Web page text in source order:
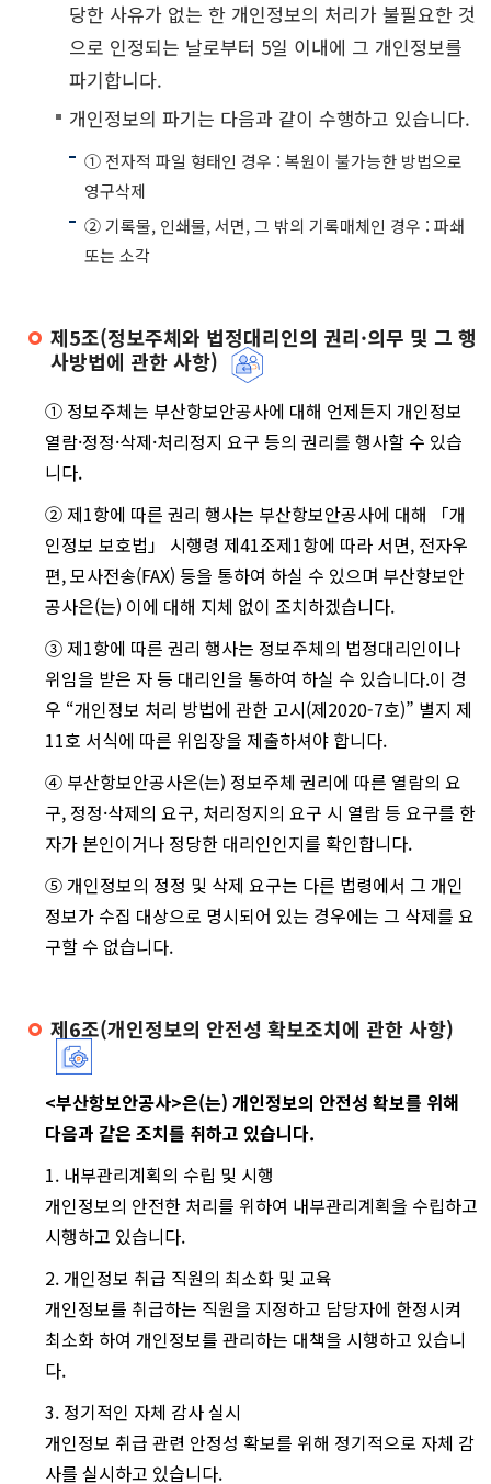
당한 사유가 없는 한 개인정보의 처리가 불필요한 것
으로 인정되는 날로부터 5일 이내에 그 개인정보를
파기합니다.
개인정보의 파기는 다음과 같이 수행하고 있습니다.
① 전자적 파일 형태인 경우 : 복원이 불가능한 방법으로
영구삭제
② 기록물, 인쇄물, 서면, 그 밖의 기록매체인 경우 : 파쇄
또는 소각
제5조(정보주체와 법정대리인의 권리·의무 및 그 행
사방법에 관한 사항)
① 정보주체는 부산항보안공사에 대해 언제든지 개인정보
열람·정정·삭제·처리정지 요구 등의 권리를 행사할 수 있습
니다.
② 제1항에 따른 권리 행사는 부산항보안공사에 대해 「개
인정보 보호법」 시행령 제41조제1항에 따라 서면, 전자우
편, 모사전송(FAX) 등을 통하여 하실 수 있으며 부산항보안
공사은(는) 이에 대해 지체 없이 조치하겠습니다.
③ 제1항에 따른 권리 행사는 정보주체의 법정대리인이나
위임을 받은 자 등 대리인을 통하여 하실 수 있습니다.이 경
우 “개인정보 처리 방법에 관한 고시(제2020-7호)” 별지 제
11호 서식에 따른 위임장을 제출하셔야 합니다.
④ 부산항보안공사은(는) 정보주체 권리에 따른 열람의 요
구, 정정·삭제의 요구, 처리정지의 요구 시 열람 등 요구를 한
자가 본인이거나 정당한 대리인인지를 확인합니다.
⑤ 개인정보의 정정 및 삭제 요구는 다른 법령에서 그 개인
정보가 수집 대상으로 명시되어 있는 경우에는 그 삭제를 요
구할 수 없습니다.
제6조(개인정보의 안전성 확보조치에 관한 사항)
<부산항보안공사>은(는) 개인정보의 안전성 확보를 위해
다음과 같은 조치를 취하고 있습니다.
1. 내부관리계획의 수립 및 시행
개인정보의 안전한 처리를 위하여 내부관리계획을 수립하고
시행하고 있습니다.
2. 개인정보 취급 직원의 최소화 및 교육
개인정보를 취급하는 직원을 지정하고 담당자에 한정시켜
최소화 하여 개인정보를 관리하는 대책을 시행하고 있습니
다.
3. 정기적인 자체 감사 실시
개인정보 취급 관련 안정성 확보를 위해 정기적으로 자체 감
사를 실시하고 있습니다.